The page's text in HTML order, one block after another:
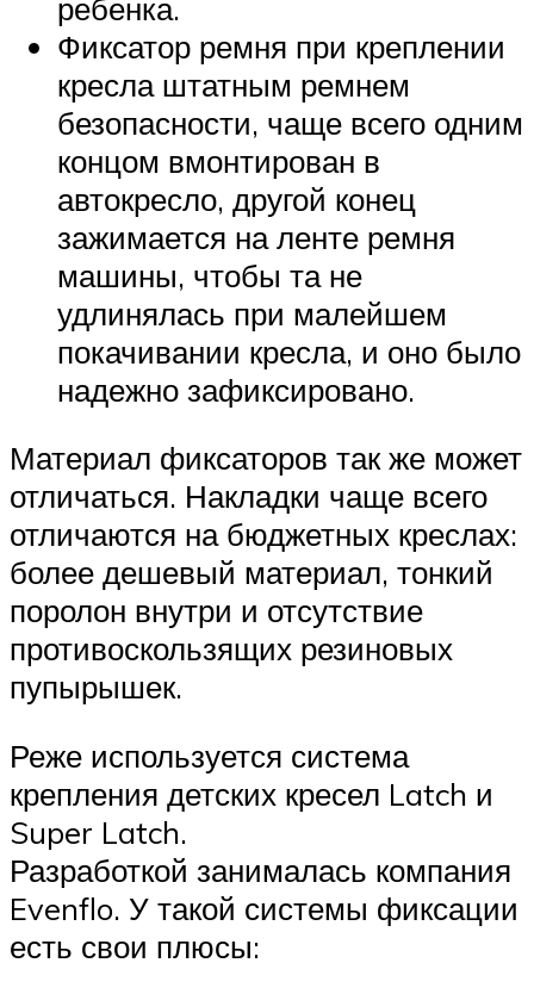
ребенка.
Фиксатор ремня при креплении
кресла штатным ремнем
безопасности, чаще всего одним
концом вмонтирован в
автокресло, другой конец
зажимается на ленте ремня
машины, чтобы та не
удлинялась при малейшем
покачивании кресла, и оно было
надежно зафиксировано.
Материал фиксаторов так же может
отличаться. Накладки чаще всего
отличаются на бюджетных креслах:
более дешевый материал, тонкий
поролон внутри и отсутствие
противоскользящих резиновых
пупырышек.
Реже используется система
крепления детских кресел Latch и
Super Latch.
Разработкой занималась компания
Evenflo. У такой системы фиксации
есть свои плюсы: